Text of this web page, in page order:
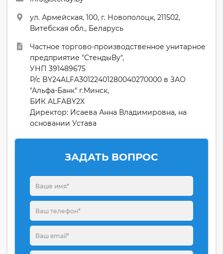
ул. Армейская, 100, г. Новополоцк, 211502,
Витебская обл., Беларусь
Частное торгово-производственное унитарное
предприятие "СтендыВу",
УНП 391489675
Р/с BY24ALFA30122401280040270000 в ЗАО
"Альфа-Банк" г.Минск,
БИК ALFABY2X
Директор: Исаева Анна Владимировна, на
основании Устава
ЗАДАТЬ ВОПРОС